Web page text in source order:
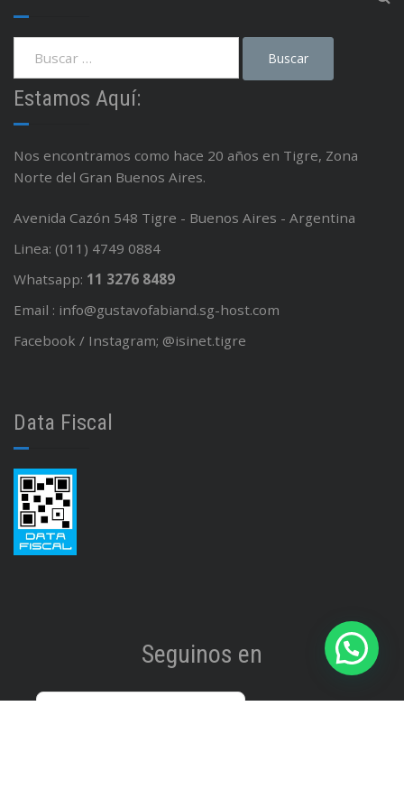
Estamos Aquí:
Nos encontramos como hace 20 años en Tigre, Zona
Norte del Gran Buenos Aires.
Avenida Cazón 548 Tigre - Buenos Aires - Argentina
Linea: (011) 4749 0884
Whatsapp: 11 3276 8489
Email : info@gustavofabiand.sg-host.com
Facebook / Instagram; @isinet.tigre
Data Fiscal
Seguinos en